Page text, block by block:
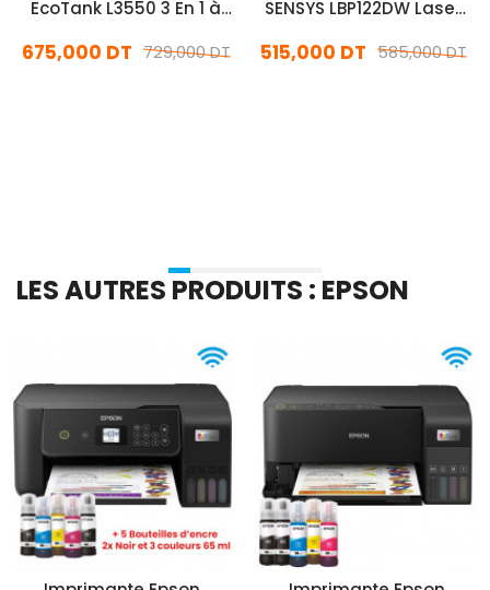
EcoTank L3550 3 En 1 à
Couleur Wifi729,000 DT
675,000 DT
SENSYS LBP122DW Laser
585,000 DT
515,000 DT
LES AUTRES PRODUITS : EPSON